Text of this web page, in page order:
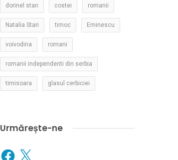
dorinel stan costei romanii
Natalia Stan timoc Eminescu
voivodina romani
romanii independenti din serbia
timisoara glasul cerbiciei
Urmărește-ne
Facebook
X